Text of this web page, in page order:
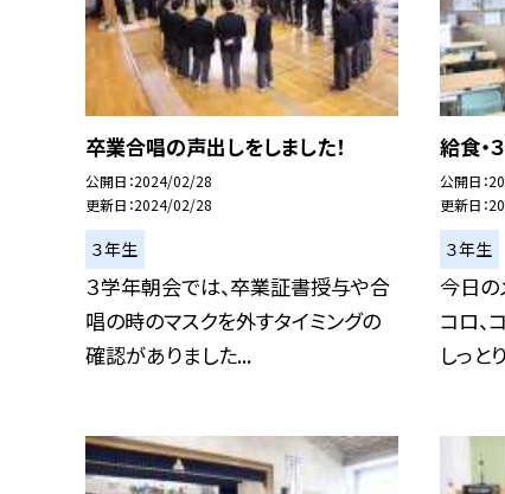
卒業合唱の声出しをしました！
公開日 2024/02/28
更新日 2024/02/28
３年生
３学年朝会では、卒業証書授与や合
唱の時のマスクを外すタイミングの
確認がありました...
給食・
公開日
更新日
３年生
今日の
コロ、
しっと